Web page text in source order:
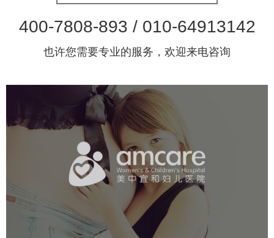
400-7808-893 / 010-64913142
也许您需要专业的服务，欢迎来电咨询
美中宜和
医疗机构 网站群
医疗网站建设
定制开发